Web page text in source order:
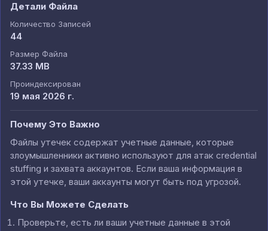
Детали Файла
Количество Записей
44
Размер Файла
37.33 MB
Проиндексирован
19 мая 2026 г.
Почему Это Важно
Файлы утечек содержат учетные данные, которые
злоумышленники активно используют для атак credential
stuffing и захвата аккаунтов. Если ваша информация в
этой утечке, ваши аккаунты могут быть под угрозой.
Что Вы Можете Сделать
Проверьте, есть ли ваши учетные данные в этой